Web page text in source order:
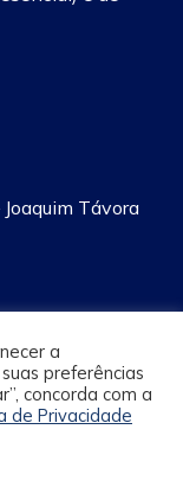
Távora
a
preferências
concorda com a
de Privacidade